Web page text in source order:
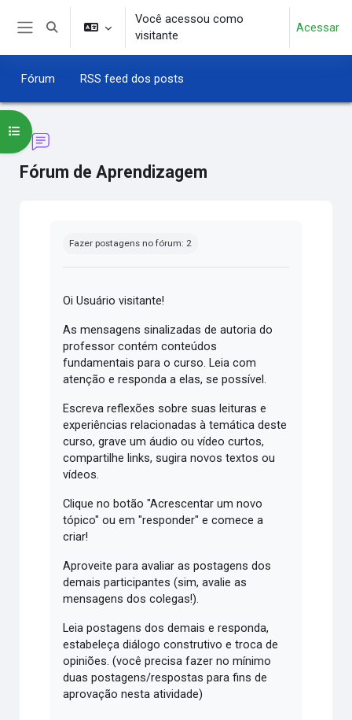
Ir para o conteúdo principal
Alternar entrada de pesquisa
Você acessou como
visitante
Acessar
Fórum RSS feed dos posts
Fórum de Aprendizagem
Abrir índice do curso
Fazer postagens no fórum: 2
Oi Usuário visitante!
As mensagens sinalizadas de autoria do
professor contém conteúdos
fundamentais para o curso. Leia com
atenção e responda a elas, se possível.
Escreva reflexões sobre suas leituras e
experiências relacionadas à temática deste
curso, grave um áudio ou vídeo curtos,
compartilhe links, sugira novos textos ou
vídeos.
Clique no botão "Acrescentar um novo
tópico" ou em "responder" e comece a
criar!
Aproveite para avaliar as postagens dos
demais participantes (sim, avalie as
mensagens dos colegas!).
Leia postagens dos demais e responda,
estabeleça diálogo construtivo e troca de
opiniões. (você precisa fazer no mínimo
duas postagens/respostas para fins de
aprovação nesta atividade)